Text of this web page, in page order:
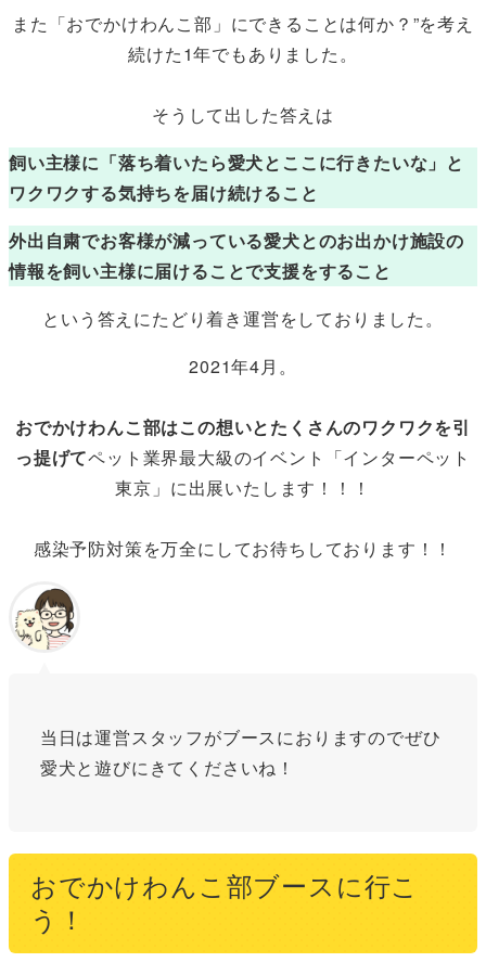
また「おでかけわんこ部」にできることは何か？”を考え
続けた1年でもありました。
そうして出した答えは
飼い主様に「落ち着いたら愛犬とここに行きたいな」と
ワクワクする気持ちを届け続けること
外出自粛でお客様が減っている愛犬とのお出かけ施設の
情報を飼い主様に届けることで支援をすること
という答えにたどり着き運営をしておりました。
2021年4月。
おでかけわんこ部はこの想いとたくさんのワクワクを引
っ提げてペット業界最大級のイベント「インターペット
東京」に出展いたします！！！
感染予防対策を万全にしてお待ちしております！！
当日は運営スタッフがブースにおりますのでぜひ
愛犬と遊びにきてくださいね！
おでかけわんこ部ブースに行こ
う！